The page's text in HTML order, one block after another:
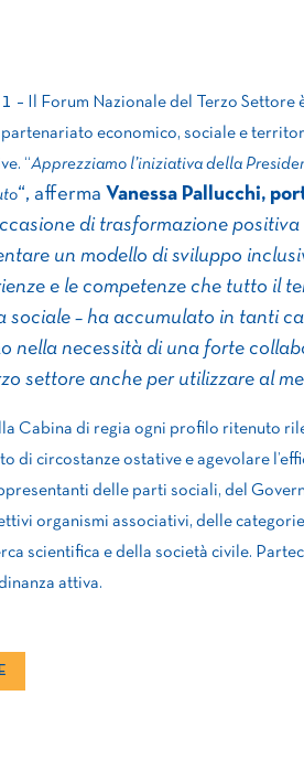
– Il Forum Nazionale del Terzo
partenariato economico, sociale e
“Apprezziamo l’iniziativa della
“, afferma Vanessa Pallucchi,
di trasformazione positiva
un modello di sviluppo
e le competenze che tutto il
sociale – ha accumulato in tanti
nella necessità di una forte
settore anche per utilizzare al
Cabina di regia ogni profilo ritenuto
di circostanze ostative e agevolare
delle parti sociali, del
organismi associativi, delle
scientifica e della società civile.
attiva.